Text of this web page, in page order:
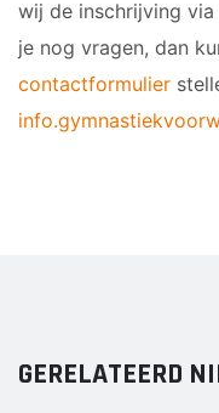
wij de inschrijving
je nog vragen, dan
contactformulier
GERELATEERD